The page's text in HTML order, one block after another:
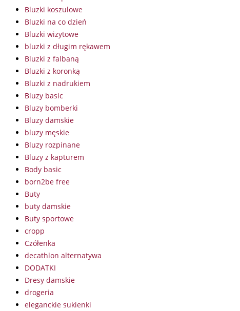
Bluzki koszulowe
Bluzki na co dzień
Bluzki wizytowe
bluzki z długim rękawem
Bluzki z falbaną
Bluzki z koronką
Bluzki z nadrukiem
Bluzy basic
Bluzy bomberki
Bluzy damskie
bluzy męskie
Bluzy rozpinane
Bluzy z kapturem
Body basic
born2be free
Buty
buty damskie
Buty sportowe
cropp
Czółenka
decathlon alternatywa
DODATKI
Dresy damskie
drogeria
eleganckie sukienki